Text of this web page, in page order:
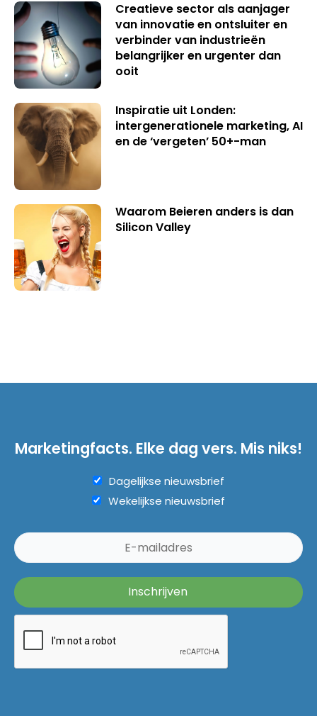
Creatieve sector als aanjager
van innovatie en ontsluiter en
verbinder van industrieën
belangrijker en urgenter dan
ooit
Inspiratie uit Londen:
intergenerationele marketing, AI
en de ‘vergeten’ 50+-man
Waarom Beieren anders is dan
Silicon Valley
Marketingfacts. Elke dag vers. Mis niks!
Dagelijkse nieuwsbrief
Wekelijkse nieuwsbrief